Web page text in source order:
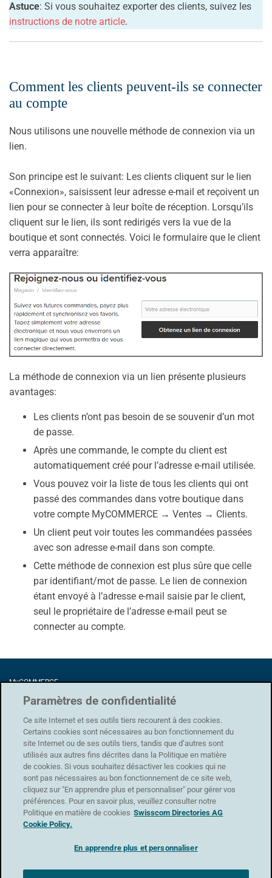
Astuce: Si vous souhaitez exporter des clients, suivez les
instructions de notre article.
Comment les clients peuvent-ils se connecter
au compte
Nous utilisons une nouvelle méthode de connexion via un
lien.
Son principe est le suivant: Les clients cliquent sur le lien
«Connexion», saisissent leur adresse e-mail et reçoivent un
lien pour se connecter à leur boîte de réception. Lorsqu’ils
cliquent sur le lien, ils sont redirigés vers la vue de la
boutique et sont connectés. Voici le formulaire que le client
verra apparaître:
La méthode de connexion via un lien présente plusieurs
avantages:
Les clients n’ont pas besoin de se souvenir d’un mot
de passe.
Après une commande, le compte du client est
automatiquement créé pour l’adresse e-mail utilisée.
Vous pouvez voir la liste de tous les clients qui ont
passé des commandes dans votre boutique dans
votre compte MyCOMMERCE → Ventes → Clients.
Un client peut voir toutes les commandées passées
avec son adresse e-mail dans son compte.
Cette méthode de connexion est plus sûre que celle
par identifiant/mot de passe. Le lien de connexion
étant envoyé à l’adresse e-mail saisie par le client,
seul le propriétaire de l’adresse e-mail peut se
connecter au compte.
MyCOMMERCE
8005 Zürich
Protection des données CG | Conditions d'utilisation | Mentions légales
Assistance
Formulaire de contact
Paramètres de confidentialité
Ce site Internet et ses outils tiers recourent à des cookies.
Certains cookies sont nécessaires au bon fonctionnement du
site Internet ou de ses outils tiers, tandis que d’autres sont
utilisés aux autres fins décrites dans la Politique en matière
de cookies. Si vous souhaitez désactiver les cookies qui ne
sont pas nécessaires au bon fonctionnement de ce site web,
cliquez sur "En apprendre plus et personnaliser" pour gérer vos
préférences. Pour en savoir plus, veuillez consulter notre
Politique en matière de cookies Swisscom Directories AG
Cookie Policy.
En apprendre plus et personnaliser